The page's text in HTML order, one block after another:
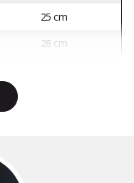
25 cm
28 cm